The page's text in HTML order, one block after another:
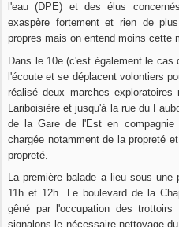
l'eau (DPE) et des élus
exaspère fortement et rien de
propres mais on entend moins cette
Dans le 10e (c'est également le
l'écoute et se déplacent volontiers
réalisé deux marches
Lariboisière et jusqu'à la rue du
de la Gare de l'Est en compagnie
chargée notamment de la propreté
propreté.
La première balade a lieu sous une
11h et 12h. Le boulevard de la
gêné par l'occupation des
signalons le nécessaire nettoyage